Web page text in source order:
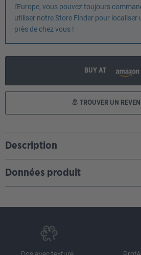
l'Europe, vous pouvez toujours
utiliser notre Store Finder pour
près de chez vous !
BUY AT
TROUVER UN
Description
Données produit